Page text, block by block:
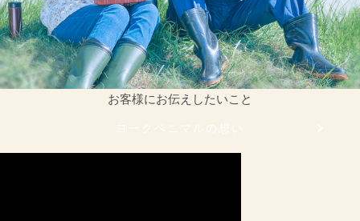
お客様にお伝えしたいこと
ヨークベニマルの想い